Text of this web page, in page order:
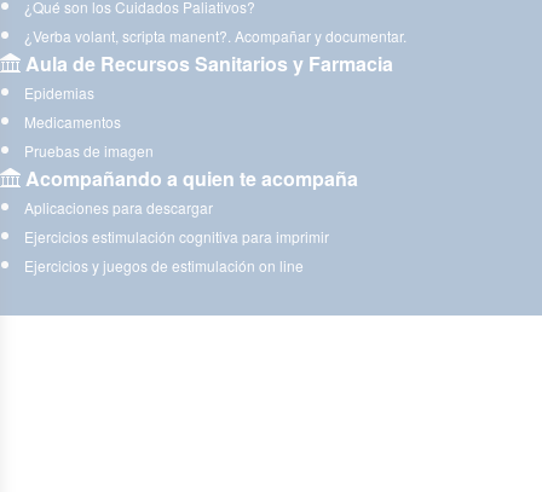
¿Qué son los Cuidados Paliativos?
¿Verba volant, scripta manent?. Acompañar y documentar.
Aula de Recursos Sanitarios y Farmacia
Epidemias
Medicamentos
Pruebas de imagen
Acompañando a quien te acompaña
Aplicaciones para descargar
Ejercicios estimulación cognitiva para imprimir
Ejercicios y juegos de estimulación on line